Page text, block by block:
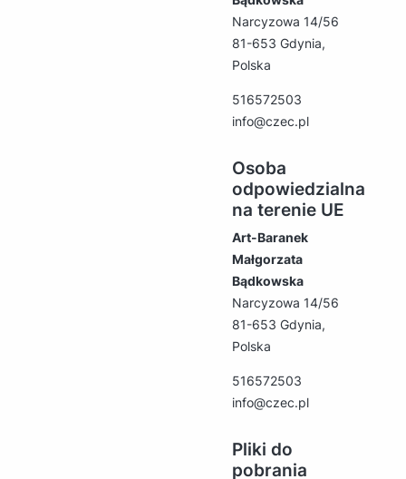
Narcyzowa 14/56
81-653 Gdynia,
Polska
516572503
info@czec.pl
Osoba
odpowiedzialna
na terenie UE
Art-Baranek
Małgorzata
Bądkowska
Narcyzowa 14/56
81-653 Gdynia,
Polska
516572503
info@czec.pl
Pliki do
pobrania